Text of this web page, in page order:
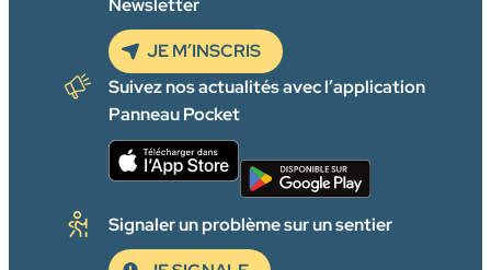
JE M’INSCRIS
Suivez nos actualités avec l’application
Panneau Pocket
Signaler un problème sur un sentier